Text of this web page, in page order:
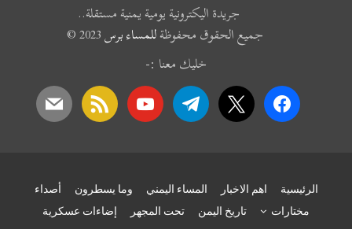
جريدة اليكترونية يومية يمنية مستقلة..
جميع الحقوق محفوظةللمساء برس
خليك معنا :-
facebook
x
telegram
youtube
rss
mail
الرئيسية اهم الاخبار المساء اليمني وما يسطرون
أصداء
مختارات
تاريخ اليمن تحت المجهر إضاءات عسكرية